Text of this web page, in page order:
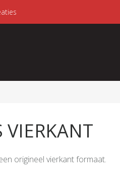
VIERKANT
origineel vierkant formaat.